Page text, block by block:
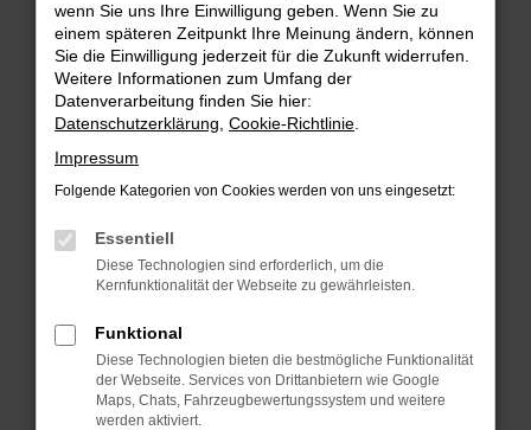
Beim Laden ist ein Fehler aufgetreten.
Hier sind ein paar Tipps, die dir helfen können:
Überprüfe deine Firewall und deine
Internetverbindung.
Laden andere Webseiten, zum Beispiel deine
Suchmaschine?
Prüfe deine Browsererweiterungen.
können das Laden bestimmter Seiten
verhindern. Funktioniert die Seite in einem
Fenster?
Starte dein Gerät neu.
Das kann manchmal helfen, vorübergehende
Probleme zu beheben.
wenn Sie uns Ihre Einwilligung geben. Wenn Sie zu
einem späteren Zeitpunkt Ihre Meinung ändern, können
Sie die Einwilligung jederzeit für die Zukunft widerrufen.
Weitere Informationen zum Umfang der
Datenverarbeitung finden Sie hier:
Datenschutzerklärung Cookie-Richtlinie
Impressum
Folgende Kategorien von Cookies werden von uns eingesetzt:
Essentiell
Diese Technologien sind erforderlich, um die
Kernfunktionalität der Webseite zu gewährleisten.
Funktional
Diese Technologien bieten die bestmögliche Funktionalität
der Webseite. Services von Drittanbietern wie Google
Maps, Chats, Fahrzeugbewertungssystem und weitere
werden aktiviert.